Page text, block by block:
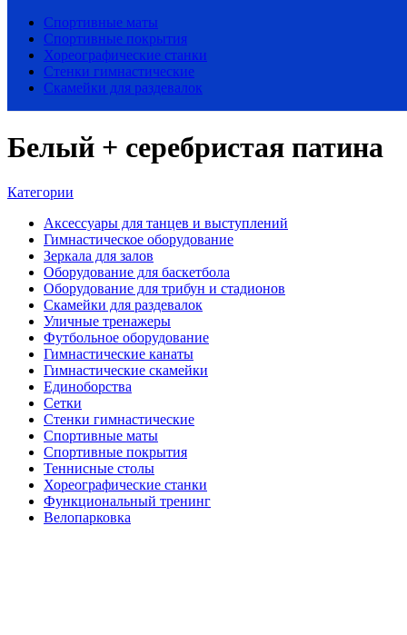
Спортивные маты
Спортивные покрытия
Хореографические станки
Стенки гимнастические
Скамейки для раздевалок
Белый + серебристая патина
Категории
Аксессуары для танцев и выступлений
Гимнастическое оборудование
Зеркала для залов
Оборудование для баскетбола
Оборудование для трибун и стадионов
Скамейки для раздевалок
Уличные тренажеры
Футбольное оборудование
Гимнастические канаты
Гимнастические скамейки
Единоборства
Сетки
Стенки гимнастические
Спортивные маты
Спортивные покрытия
Теннисные столы
Хореографические станки
Функциональный тренинг
Велопарковка